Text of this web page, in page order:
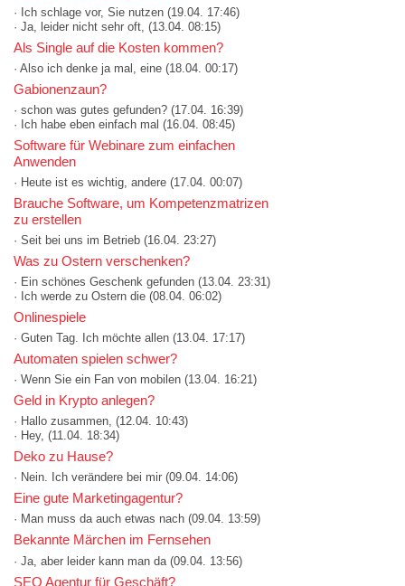
· Ich schlage vor, Sie nutzen (19.04. 17:46)
· Ja, leider nicht sehr oft, (13.04. 08:15)
Als Single auf die Kosten kommen?
· Also ich denke ja mal, eine (18.04. 00:17)
Gabionenzaun?
· schon was gutes gefunden? (17.04. 16:39)
· Ich habe eben einfach mal (16.04. 08:45)
Software für Webinare zum einfachen
Anwenden
· Heute ist es wichtig, andere (17.04. 00:07)
Brauche Software, um Kompetenzmatrizen
zu erstellen
· Seit bei uns im Betrieb (16.04. 23:27)
Was zu Ostern verschenken?
· Ein schönes Geschenk gefunden (13.04. 23:31)
· Ich werde zu Ostern die (08.04. 06:02)
Onlinespiele
· Guten Tag. Ich möchte allen (13.04. 17:17)
Automaten spielen schwer?
· Wenn Sie ein Fan von mobilen (13.04. 16:21)
Geld in Krypto anlegen?
· Hallo zusammen, (12.04. 10:43)
· Hey, (11.04. 18:34)
Deko zu Hause?
· Nein. Ich verändere bei mir (09.04. 14:06)
Eine gute Marketingagentur?
· Man muss da auch etwas nach (09.04. 13:59)
Bekannte Märchen im Fernsehen
· Ja, aber leider kann man da (09.04. 13:56)
SEO Agentur für Geschäft?